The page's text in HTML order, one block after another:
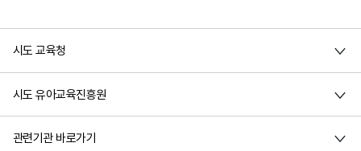
시도 교육청
시도 유아교육진흥원
관련기관 바로가기